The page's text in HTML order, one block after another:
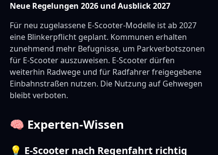
Neue Regelungen 2026 und Ausblick 2027
Für neu zugelassene E-Scooter-Modelle ist ab 2027
eine Blinkerpflicht geplant. Kommunen erhalten
zunehmend mehr Befugnisse, um Parkverbotszonen
für E-Scooter auszuweisen. E-Scooter dürfen
weiterhin Radwege und für Radfahrer freigegebene
Einbahnstraßen nutzen. Die Nutzung auf Gehwegen
bleibt verboten.
🧠 Experten-Wissen
💡 E-Scooter nach Regenfahrt richtig